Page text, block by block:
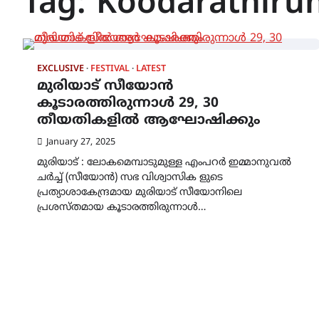
EXCLUSIVE FESTIVAL LATEST
മുരിയാട് സീയോൻ
കൂടാരത്തിരുന്നാൾ 29, 30
തീയതികളിൽ ആഘോഷിക്കും
January 27, 2025
മുരിയാട് : ലോകമെമ്പാടുമുള്ള എംപറർ ഇമ്മാനുവൽ
ചർച്ച് (സീയോൻ) സഭ വിശ്വാസിക ളുടെ
പ്രത്യാശാകേന്ദ്രമായ മുരിയാട് സീയോനിലെ
പ്രശസ്‌തമായ കൂടാരത്തിരുന്നാൾ…